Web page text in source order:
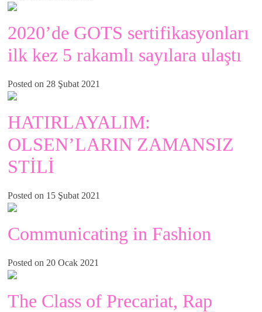
2020’de GOTS sertifikasyonları
ilk kez 5 rakamlı sayılara ulaştı
Posted on 28 Şubat 2021
HATIRLAYALIM:
OLSEN’LARIN ZAMANSIZ
STİLİ
Posted on 15 Şubat 2021
Communicating in Fashion
Posted on 20 Ocak 2021
The Class of Precariat, Rap